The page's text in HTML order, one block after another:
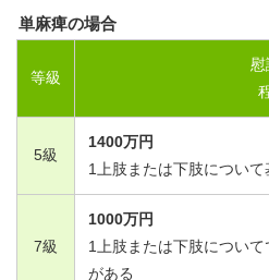
単麻痺の場合
等級
慰
5級
1400万円
1
上肢または下肢につい
7級
1000万円
1
上肢または下肢につい
がある